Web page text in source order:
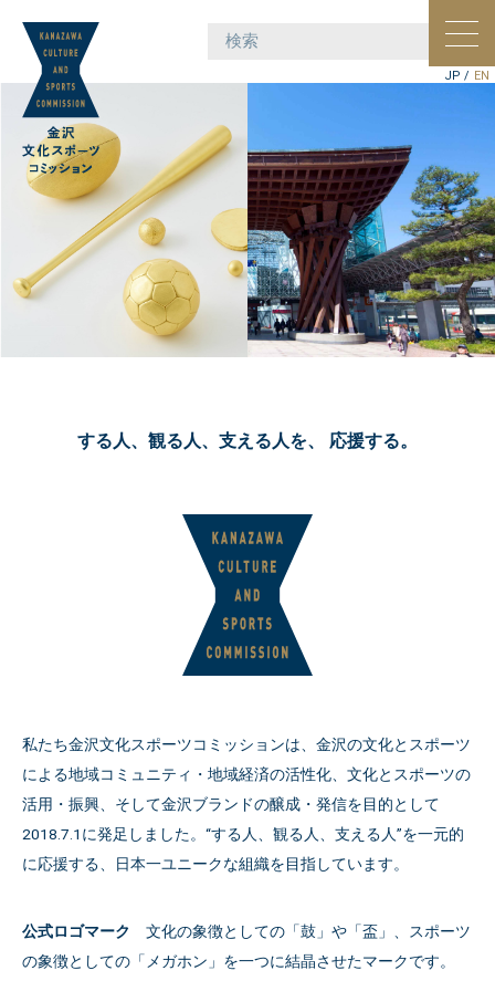
JP / EN
する人、観る人、支える人を、 応援する。
私たち金沢文化スポーツコミッションは、金沢の文化とスポーツ
による地域コミュニティ・地域経済の活性化、文化とスポーツの
活用・振興、そして金沢ブランドの醸成・発信を目的として
2018.7.1に発足しました。“する人、観る人、支える人”を一元的
に応援する、日本一ユニークな組織を目指しています。
公式ロゴマーク
文化の象徴としての「鼓」や「盃」、スポーツ
の象徴としての「メガホン」を一つに結晶させたマークです。